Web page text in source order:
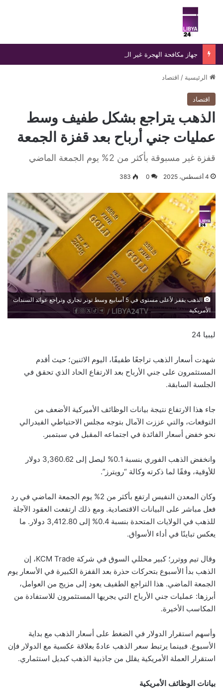
بحث عن
الرئيسية / اقتصاد
اقتصاد
الذهب يتراجع بشكل طفيف وسط
عمليات جني أرباح بعد قفزة الجمعة
قفزة غير مسبوقة بأكثر من 2% يوم الجمعة الماضي
4 أغسطس، 2025 0
383
الذهب يقفز لأعلى مستوى في 5 أسابيع وسط توتر تجاري وتراجع عوائد السندات
الأمريكية
ليبيا 24
شهدت أسعار الذهب تراجعًا طفيفًا، اليوم الاثنين؛ حيث أقدم
المستثمرون على جني الأرباح بعد الارتفاع الحاد الذي تحقق في
الجلسة السابقة.
جاء هذا الارتفاع نتيجة بيانات الوظائف الأميركية الأضعف من
التوقعات، والتي عززت الآمال بتوجه مجلس الاحتياطي الفيدرالي
نحو خفض أسعار الفائدة في اجتماعه المقبل في سبتمبر.
وانخفض الذهب الفوري بنسبة 0.1% ليصل إلى 3,360.62 دولار
للأوقية، وفقًا لما ذكرته وكالة “رويترز”.
وكان المعدن النفيس ارتفع بأكثر من 2% يوم الجمعة الماضي في رد
فعل مباشر على البيانات الاقتصادية. ومع ذلك ارتفعت العقود الآجلة
للذهب في الولايات المتحدة بنسبة 0.4% إلى 3,412.80 دولار. ما
يعكس تباينًا في أداء الأسواق.
وقال تيم ووترر؛ كبير محللي السوق في شركة KCM Trade، إن
الذهب بدأ الأسبوع بتحركات حذرة بعد القفزة الكبيرة في الأسعار يوم
الجمعة الماضي. هذا التراجع الطفيف يعود إلى مزيج من العوامل،
أبرزها: عمليات جني الأرباح التي يجريها المستثمرون للاستفادة من
المكاسب الأخيرة.
وأسهم استقرار الدولار في الضغط على أسعار الذهب مع بداية
الأسبوع. فبينما يرتبط سعر الذهب عادةً بعلاقة عكسية مع الدولار فإن
استقرار العملة الأمريكية يقلل من جاذبية الذهب كبديل استثماري.
بيانات الوظائف الأمريكية